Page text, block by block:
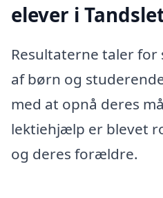
elever i
Resultaterne taler for
af børn og
med at opnå deres
lektiehjælp er blevet
og deres forældre.